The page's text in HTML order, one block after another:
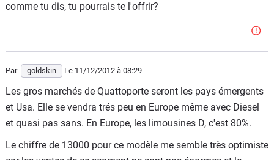
comme tu dis, tu pourrais te l'offrir?
Par goldskin Le 11/12/2012 à 08:29
Les gros marchés de Quattoporte seront les pays émergents
et Usa. Elle se vendra trés peu en Europe même avec Diesel
et quasi pas sans. En Europe, les limousines D, c'est 80%.
Le chiffre de 13000 pour ce modèle me semble très optimiste